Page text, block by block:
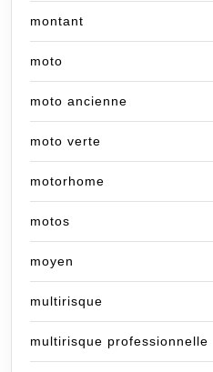
montant
moto
moto ancienne
moto verte
motorhome
motos
moyen
multirisque
multirisque professionnelle